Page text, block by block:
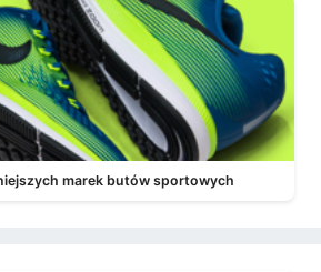
marek butów sportowych